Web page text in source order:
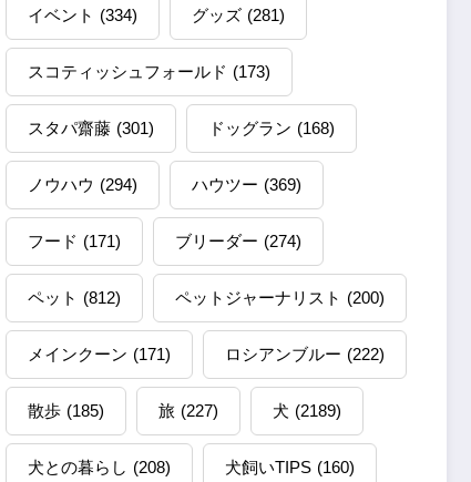
イベント (334) グッズ (281)
スコティッシュフォールド (173)
スタパ齋藤 (301) ドッグラン (168)
ノウハウ (294) ハウツー (369)
フード (171) ブリーダー (274)
ペット (812) ペットジャーナリスト (200)
メインクーン (171) ロシアンブルー (222)
散歩 (185) 旅 (227) 犬 (2189)
犬との暮らし (208) 犬飼いTIPS (160)